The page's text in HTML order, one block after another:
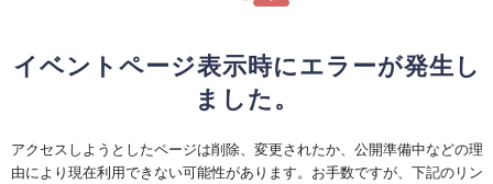
イベントページ表示時にエラーが発生し
ました。
アクセスしようとしたページは削除、変更されたか、公開準備中などの理
由により現在利用できない可能性があります。お手数ですが、下記のリン